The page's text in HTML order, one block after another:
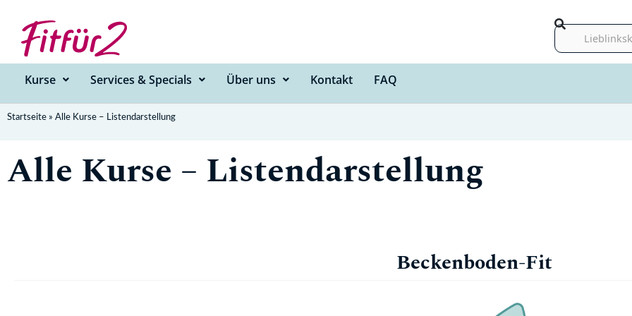
Inhalt
springen
Suche
Kurse Services & Specials Über uns Kontakt FAQ
Startseite » Alle Kurse – Listendarstellung
Alle Kurse – Listendarstellung
Beckenboden-Fit